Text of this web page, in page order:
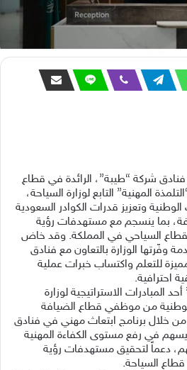
فنادق شركة “طيبة”، الرائدة في قطاع
المهنية” التابع لوزارة السياحة،
وتعزيز قدرات الكوادر السعودية
بما ينسجم مع مستهدفات رؤية
بالقطاع السياحي في المملكة. وقد خاض
وفّرتها الوزارة بالتعاون مع فنادق
للتعلم واكتساب خبرات عملية
احترافية.
المبادرات الاستراتيجية لوزارة
من موظفي قطاع الضيافة
خلال برنامج ابتعاث مهني في فنادق
يسهم في رفع مستوى الكفاءة المهنية
دعماً لتحقيق مستهدفات رؤية